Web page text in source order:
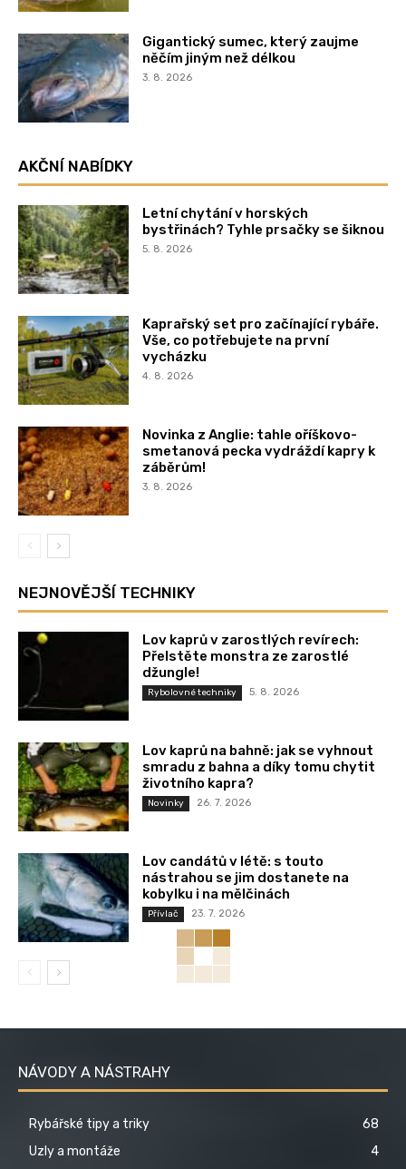
Gigantický sumec, který zaujme
něčím jiným než délkou
3. 8. 2026
AKČNÍ NABÍDKY
Letní chytání v horských
bystřinách? Tyhle prsačky se šiknou
5. 8. 2026
Kaprařský set pro začínající rybáře.
Vše, co potřebujete na první
vycházku
4. 8. 2026
Novinka z Anglie: tahle oříškovo-
smetanová pecka vydráždí kapry k
záběrům!
3. 8. 2026
NEJNOVĚJŠÍ TECHNIKY
Lov kaprů v zarostlých revírech:
Přelstěte monstra ze zarostlé
džungle!
Rybolovné techniky 5. 8. 2026
Lov kaprů na bahně: jak se vyhnout
smradu z bahna a díky tomu chytit
životního kapra?
Novinky 26. 7. 2026
Lov candátů v létě: s touto
nástrahou se jim dostanete na
kobylku i na mělčinách
Přívlač 23. 7. 2026
NÁVODY A NÁSTRAHY
Rybářské tipy a triky
68
Uzly a montáže
4